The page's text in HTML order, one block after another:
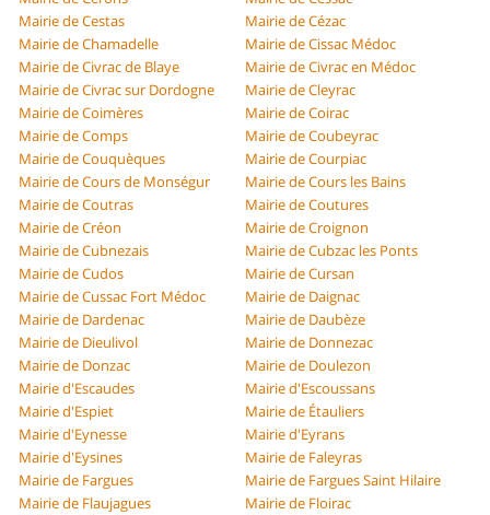
Mairie de Cestas
Mairie de Cézac
Mairie de Chamadelle
Mairie de Cissac Médoc
Mairie de Civrac de Blaye
Mairie de Civrac en Médoc
Mairie de Civrac sur Dordogne
Mairie de Cleyrac
Mairie de Coimères
Mairie de Coirac
Mairie de Comps
Mairie de Coubeyrac
Mairie de Couquèques
Mairie de Courpiac
Mairie de Cours de Monségur
Mairie de Cours les Bains
Mairie de Coutras
Mairie de Coutures
Mairie de Créon
Mairie de Croignon
Mairie de Cubnezais
Mairie de Cubzac les Ponts
Mairie de Cudos
Mairie de Cursan
Mairie de Cussac Fort Médoc
Mairie de Daignac
Mairie de Dardenac
Mairie de Daubèze
Mairie de Dieulivol
Mairie de Donnezac
Mairie de Donzac
Mairie de Doulezon
Mairie d'Escaudes
Mairie d'Escoussans
Mairie d'Espiet
Mairie de Étauliers
Mairie d'Eynesse
Mairie d'Eyrans
Mairie d'Eysines
Mairie de Faleyras
Mairie de Fargues
Mairie de Fargues Saint Hilaire
Mairie de Flaujagues
Mairie de Floirac